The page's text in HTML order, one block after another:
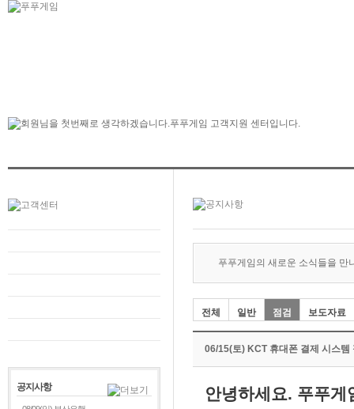
공지사항
푸푸게임의 새로운 소식들을 만
전체 일반 점검 보도자료
06/15(토) KCT 휴대폰 결제 시스템
안녕하세요. 푸푸게